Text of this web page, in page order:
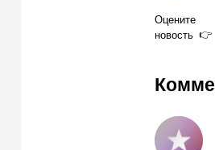
Оцените
новость